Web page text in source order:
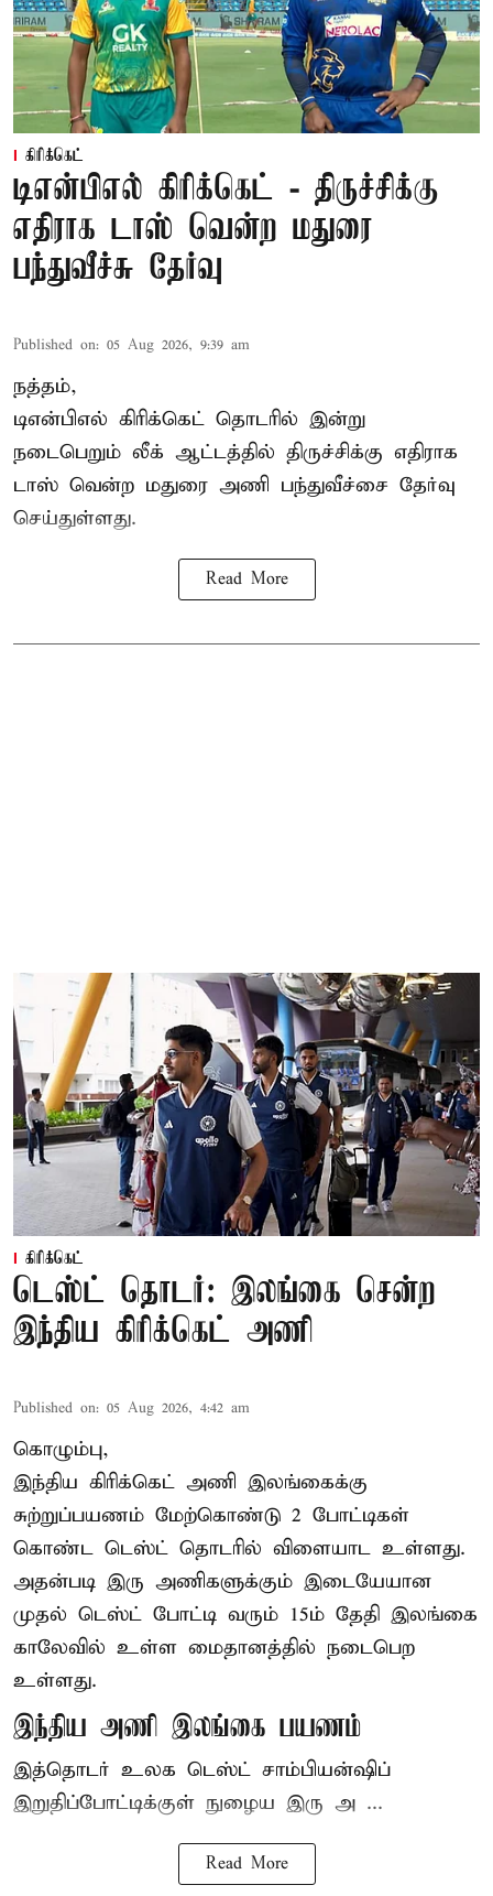
கிரிக்கெட்
டிஎன்பிஎல் கிரிக்கெட் - திருச்சிக்கு
எதிராக டாஸ் வென்ற மதுரை
பந்துவீச்சு தேர்வு
Published on: 05 Aug 2026, 9:39 am
நத்தம்,
டிஎன்பிஎல் கிரிக்கெட் தொடரில் இன்று
நடைபெறும் லீக் ஆட்டத்தில் திருச்சிக்கு எதிராக
டாஸ் வென்ற மதுரை அணி பந்துவீச்சை தேர்வு
செய்துள்ளது.
Read More
கிரிக்கெட்
டெஸ்ட் தொடர்: இலங்கை சென்ற
இந்திய கிரிக்கெட் அணி
Published on: 05 Aug 2026, 4:42 am
கொழும்பு,
இந்திய கிரிக்கெட் அணி இலங்கைக்கு
சுற்றுப்பயணம் மேற்கொண்டு 2 போட்டிகள்
கொண்ட டெஸ்ட் தொடரில் விளையாட உள்ளது.
அதன்படி இரு அணிகளுக்கும் இடையேயான
முதல் டெஸ்ட் போட்டி வரும் 15ம் தேதி இலங்கை
காலேவில் உள்ள மைதானத்தில் நடைபெற
உள்ளது.
இந்திய அணி இலங்கை பயணம்
இத்தொடர் உலக டெஸ்ட் சாம்பியன்ஷிப்
இறுதிப்போட்டிக்குள் நுழைய இரு அ ...
Read More